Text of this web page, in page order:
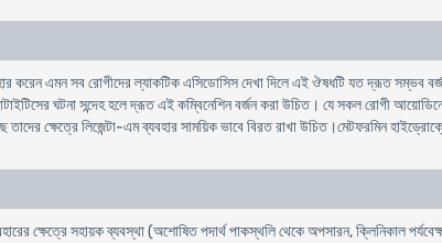
করেন এমন সব রোগীদের ল্যাকটিক এসিডোসিস দেখা দিলে এই ঔষধটি যত দ্রূত সম্ভব বর্জন
ঘটনা সন্দেহ হলে দ্রূত এই কম্বিনেশিন বর্জন করা উচিত। যে সকল রোগী
তাদের ক্ষেত্রে লিজেন্টা-এম ব্যবহার সাময়িক ভাবে বিরত রাখা উচিত।মেটফরমিন
ক্ষেত্রে সহায়ক ব্যবস্থা (অশোষিত পদার্থ পাকস্থলি থেকে অপসারন, ক্লিনিকাল